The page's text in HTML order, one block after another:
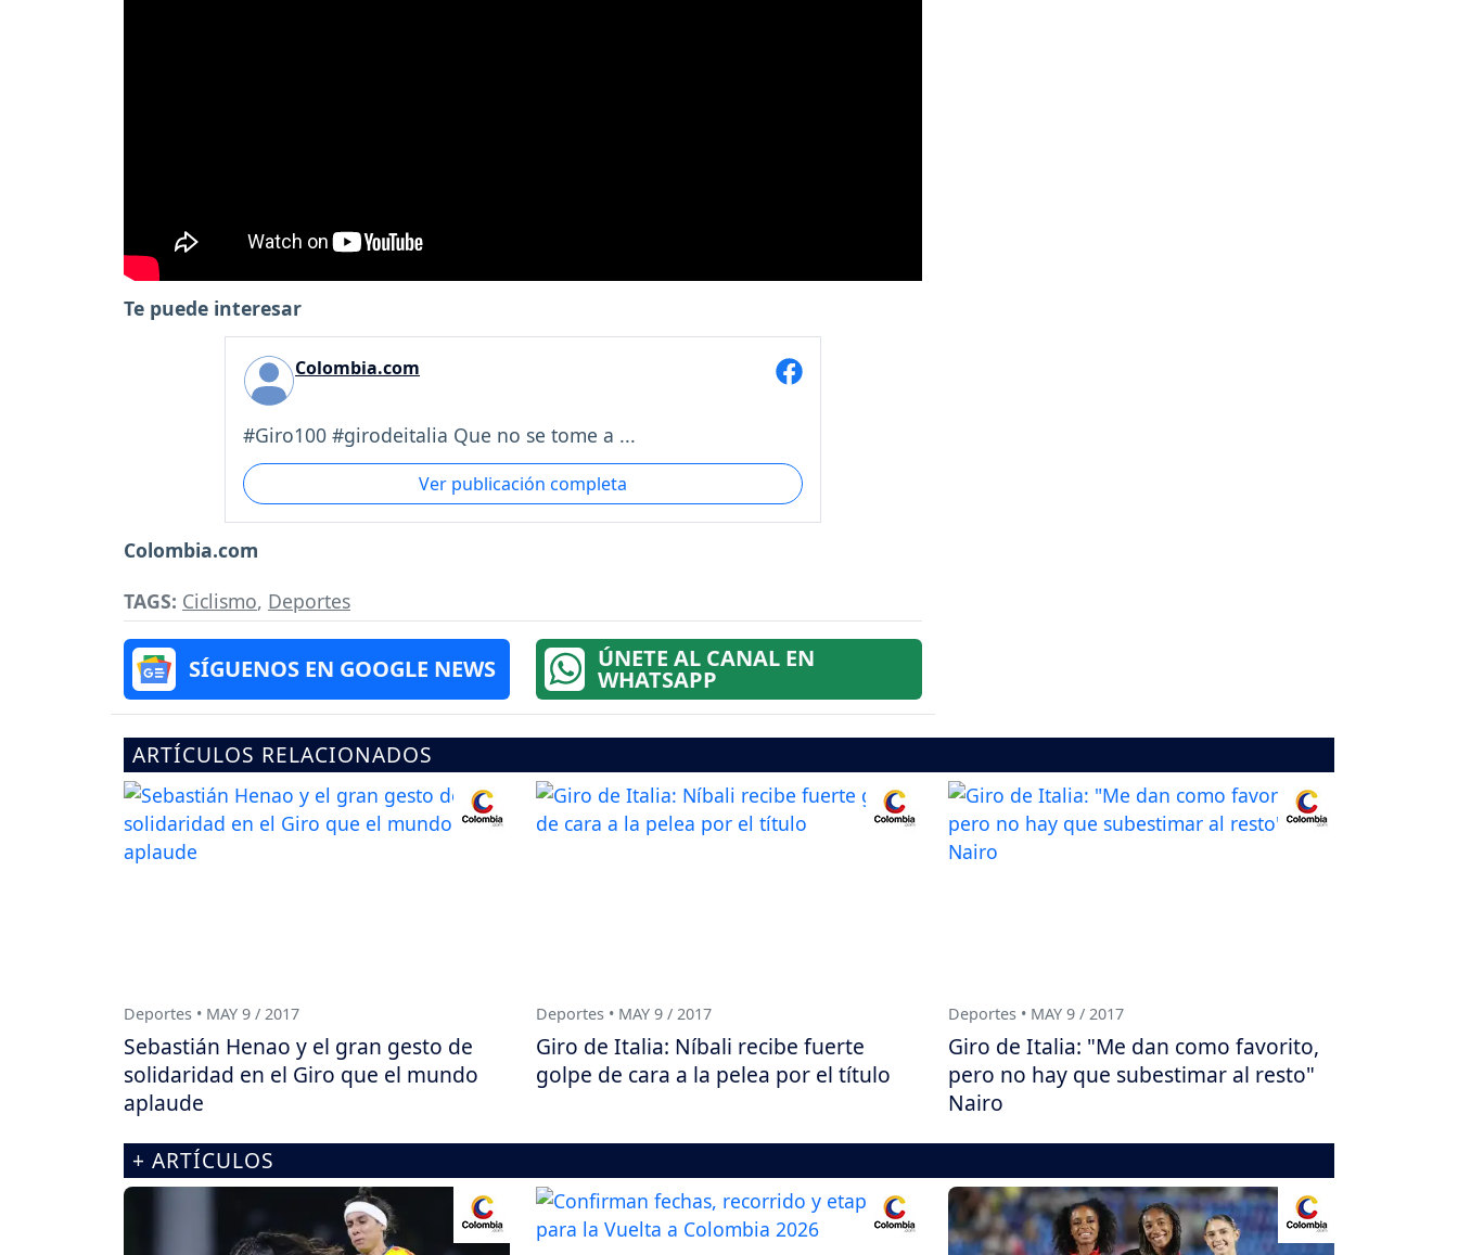
Te puede interesar
Colombia.com
#Giro100 #girodeitalia Que no se tome a ...
Ver publicación completa
Colombia.com
TAGS: Ciclismo, Deportes
SÍGUENOS EN GOOGLE NEWS ÚNETE AL CANAL EN
WHATSAPP
ARTÍCULOS RELACIONADOS
Deportes • MAY 9 / 2017
Sebastián Henao y el gran gesto de
solidaridad en el Giro que el mundo
aplaude
Deportes • MAY 9 / 2017
Giro de Italia: Níbali recibe fuerte
golpe de cara a la pelea por el título
Deportes • MAY 9 / 2017
Giro de Italia: "Me dan como favorito,
pero no hay que subestimar al resto"
Nairo
+ ARTÍCULOS